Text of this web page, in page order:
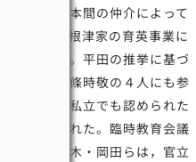
じていた本間の仲介によって
を訪ね，根津家の育英事業に
諾を得た。平田の推挙に基づ
良平・北條時敬の４人にも参
に公立，私立でも認められた
が合意された。臨時教育会議
平田・一木・岡田らは，官立